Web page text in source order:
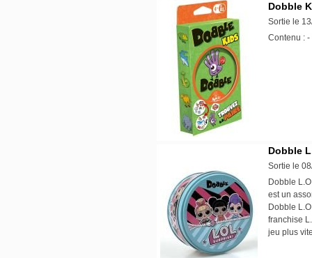
Dobble
Sortie le
Contenu :
Dobble
Sortie le
Dobble
est un
Dobble
franchise
jeu plus